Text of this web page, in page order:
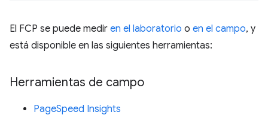
El FCP se puede medir en el laboratorio o en el campo, y
está disponible en las siguientes herramientas:
Herramientas de campo
PageSpeed Insights